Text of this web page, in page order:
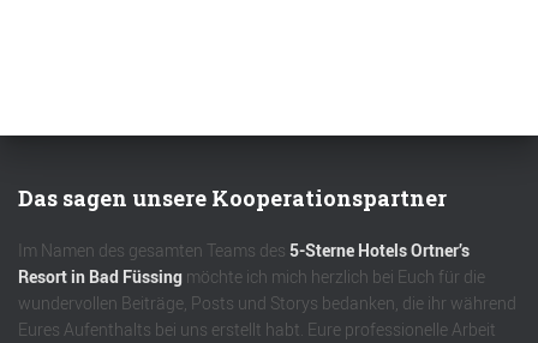
Das sagen unsere Kooperationspartner
Im Namen des gesamten Teams des 5-Sterne Hotels Ortner’s
Resort in Bad Füssing möchte ich mich herzlich bei Euch für die
wundervollen Beiträge, Posts und Storys bedanken, die ihr während
Eures Aufenthalts bei uns erstellt habt. Eure professionelle Arbeit